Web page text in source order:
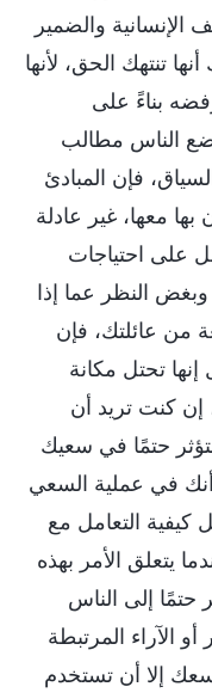
الإنسانية والضمير
تنتهك الحق، لأنها
بناءً على
الناس مطالب
فإن المبادئ
بها معها، غير عادلة
على احتياجات
وبغض النظر عما إذا
من عائلتك، فإن
تحتل مكانة
إن كنت تريد أن
حتمًا في سعيك
في عملية السعي
التعامل مع
يتعلق الأمر بهذه
حتمًا إلى الناس
الآراء المرتبطة
إلا أن تستخدم